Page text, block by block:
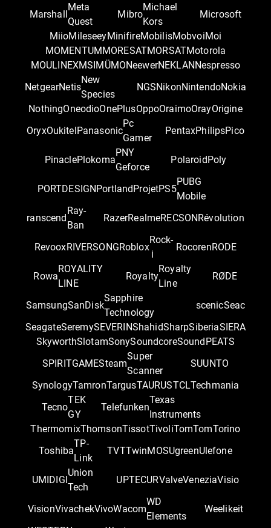
Marshall
Meta
Quest
Mibro
Michael
Kors
Microsoft
MiioMileseeyMinifireMobilisMobvoiMoi
MOMENTUMMORESATMORSATMotorola
MOULINEXMSIMÜMONeewerNEKLANNespresso
NetgearNetis
New
Species
NGSNikonNintendoNokia
NothingOneodioOnePlusOppoOraimoOrayOrigine
OryxOukitelPanasonic
Pc
Gamer
PentaxPhilipsPico
PinaclePlokoma
PNY
Geforce
PolaroidPoly
PORTDESIGNPortlandProjetPS5
PUBG
Mobile
ranscend
Ray-
Ban
RazerRealmeRECSONRévolution
RevooxRIVERSONGRoblox
Rock-
i
RocorenRODE
Rowa
ROYALITY
LINE
Royalty
Royalty
Line
RØDE
SamsungSanDisk
Sapphire
Technology
scenicSeac
SeagateSeremySEVERINShahidSharpSiberiaSIERA
SkyworthSlotamSonySoundcoreSoundPEATS
SPIRITGAMESteam
Super
Scanner
SUUNTO
SynologyTamronTargusTAURUSTCLTechmania
Tecno
TEK
GY
Telefunken
Texas
Instruments
ThermomixThomsonTissotTivoliTomTomTorino
Toshiba
TP-
Link
TVTTwinMOSUgreenUlefone
UMIDIGI
Union
Tech
UPTECURValveVeneziaVisio
VisionVivachekVivoWacom
WD
Elements
Weelikeit